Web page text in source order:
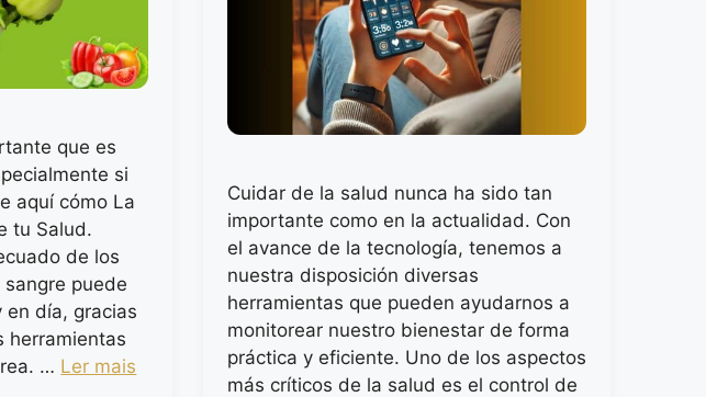
que es
si
aquí cómo La
tu Salud.
de los
puede
en día, gracias
herramientas
… Ler mais
Cuidar de la salud nunca ha sido tan
importante como en la actualidad. Con
el avance de la tecnología, tenemos a
nuestra disposición diversas
herramientas que pueden ayudarnos a
monitorear nuestro bienestar de forma
práctica y eficiente. Uno de los aspectos
más críticos de la salud es el control de